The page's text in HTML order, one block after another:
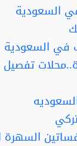
السعودية
في السعودية